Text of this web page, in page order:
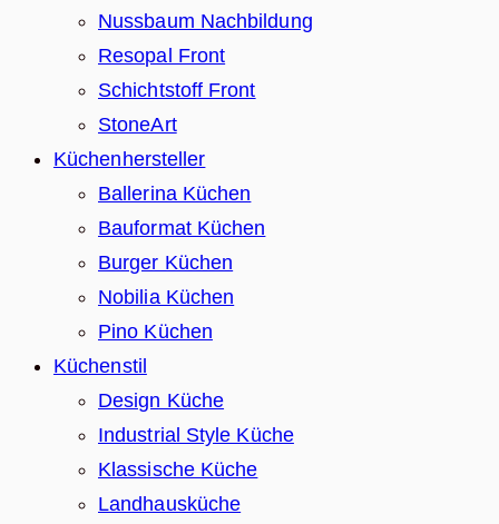
Nussbaum Nachbildung
Resopal Front
Schichtstoff Front
StoneArt
Küchenhersteller
Ballerina Küchen
Bauformat Küchen
Burger Küchen
Nobilia Küchen
Pino Küchen
Küchenstil
Design Küche
Industrial Style Küche
Klassische Küche
Landhausküche